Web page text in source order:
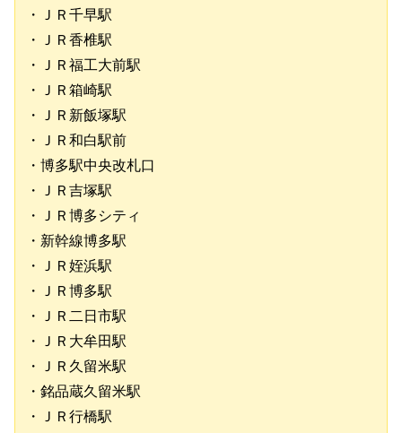
・ＪＲ千早駅
・ＪＲ香椎駅
・ＪＲ福工大前駅
・ＪＲ箱崎駅
・ＪＲ新飯塚駅
・ＪＲ和白駅前
・博多駅中央改札口
・ＪＲ吉塚駅
・ＪＲ博多シティ
・新幹線博多駅
・ＪＲ姪浜駅
・ＪＲ博多駅
・ＪＲ二日市駅
・ＪＲ大牟田駅
・ＪＲ久留米駅
・銘品蔵久留米駅
・ＪＲ行橋駅